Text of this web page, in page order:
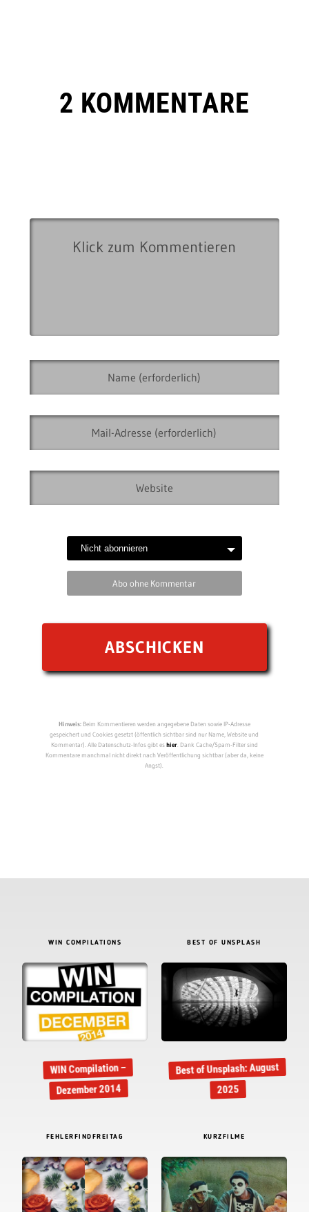
2 KOMMENTARE
Abo ohne Kommentar
Hinweis:Beim Kommentieren werden angegebene Daten sowie IP-Adresse
gespeichert und Cookies gesetzt (öffentlich sichtbar sind nur Name, Website und
Kommentar). Alle Datenschutz-Infos gibt eshier. Dank Cache/Spam-Filter sind
Kommentare manchmal nicht direkt nach Veröffentlichung sichtbar (aber da, keine
Angst).
WIN COMPILATIONS
WIN Compilation –
Dezember 2014
BEST OF UNSPLASH
Best of Unsplash: August
2025
FEHLERFINDFREITAG KURZFILME